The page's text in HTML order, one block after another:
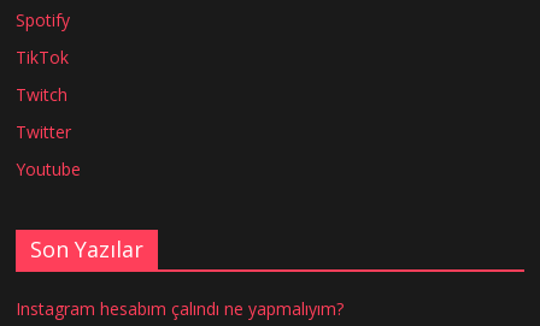
Spotify
TikTok
Twitch
Twitter
Youtube
Son Yazılar
Instagram hesabım çalındı ne yapmalıyım?